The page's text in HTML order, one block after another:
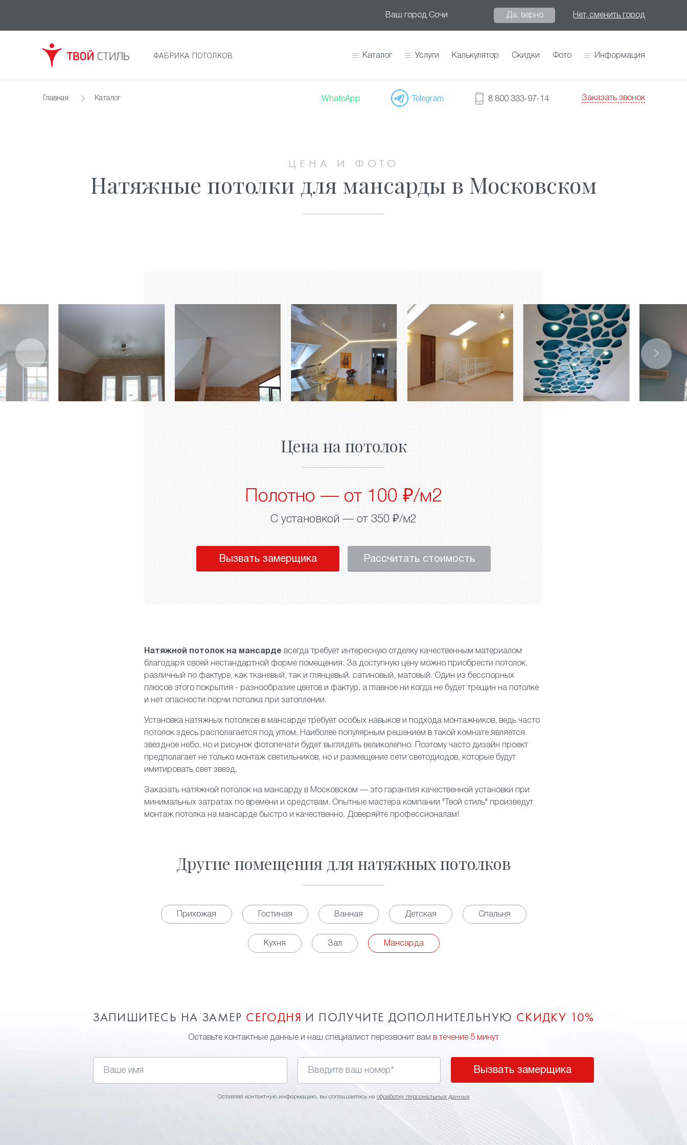
Ваш город Сочи Да, верно Нет, сменить город
ФАБРИКА ПОТОЛКОВ Каталог Услуги Калькулятор Скидки Фото Информация
Главная Каталог WhatsApp Telegram 8 800 333-97-14 Заказать звонок
ЦЕНА И ФОТО
Натяжные потолки для мансарды в Московском
Цена на потолок
Полотно — от 100 ₽/м2
С установкой — от 350 ₽/м2
Вызвать замерщика Рассчитать стоимость
Натяжной потолок на мансарде всегда требует интересную отделку качественным материалом
благодаря своей нестандартной форме помещения. За доступную цену можно приобрести потолок,
различный по фактуре, кактканевый , так и глянцевый , сатиновый , матовый . Один из бесспорных
плюсов этого покрытия - разнообразие цветов и фактур, а главное ни когда не будет трещин на потолке
и нет опасности порчи потолка при затоплении.
Установка натяжных потолков в мансарде требует особых навыков и подхода монтажников, ведь часто
потолок здесь располагается под углом. Наиболее популярным решением в такой комнате является
звездное небо, но и рисунок фотопечати будет выглядеть великолепно. Поэтому часто дизайн проект
предполагает не только монтажсветильников, но и размещение сети светодиодов, которые будут
имитировать свет звезд.
Заказать натяжной потолок на мансарду в Московском — это гарантия качественной установки при
минимальных затратах по времени и средствам. Опытные мастера компании "Твой стиль" произведут
монтаж потолка на мансарде быстро и качественно. Доверяйте профессионалам!
Другие помещения для натяжных потолков
Прихожая Гостиная Ванная Детская Спальня
Кухня Зал Мансарда
ЗАПИШИТЕСЬ НА ЗАМЕР СЕГОДНЯ И ПОЛУЧИТЕ ДОПОЛНИТЕЛЬНУЮ СКИДКУ 10%
Оставьте контактные данные и наш специалист перезвонит вам в течение 5 минут
Вызвать замерщика
Оставляя контактную информацию, вы соглашаетесь на обработку персональных данных